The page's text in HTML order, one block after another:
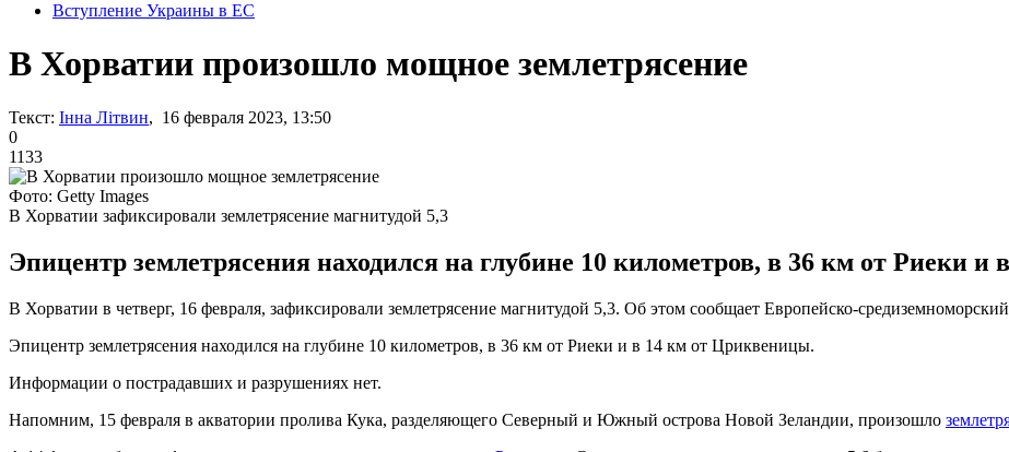
Вступление Украины в ЕС
В Хорватии произошло мощное землетрясение
Текст: Інна Літвин, 16 февраля 2023, 13:50
0
1133
Фото: Getty Images
В Хорватии зафиксировали землетрясение магнитудой 5,3
Эпицентр землетрясения находился на глубине 10 километров, в 36 км от Риеки
В Хорватии в четверг, 16 февраля, зафиксировали землетрясение магнитудой 5,3. Об этом сообщает Европейско-
Эпицентр землетрясения находился на глубине 10 километров, в 36 км от Риеки и в 14 км от Цриквеницы.
Информации о пострадавших и разрушениях нет.
Напомним, 15 февраля в акватории пролива Кука, разделяющего Северный и Южный острова Новой Зеландии, произошло